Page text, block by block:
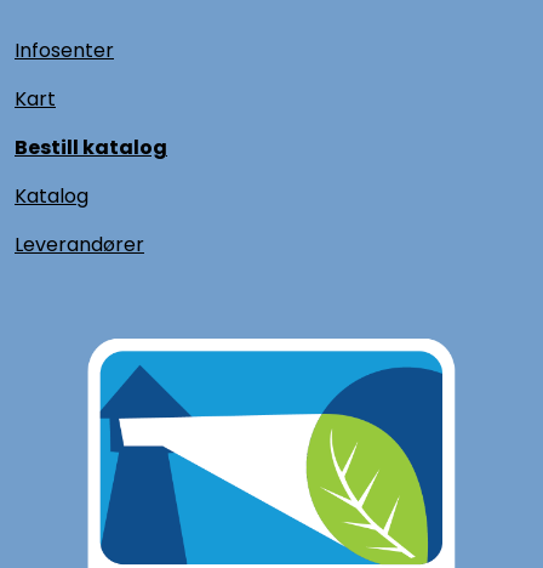
Infosenter
Kart
Bestill katalog
Katalog
Leverandører